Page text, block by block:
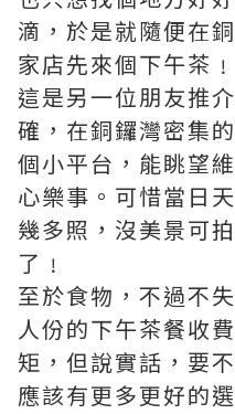
滴，於是就隨便在
家店先來個下午茶﹗
這是另一位朋友推
確，在銅鑼灣密集
個小平台，能眺望
心樂事。可惜當日
幾多照，沒美景可
了﹗
至於食物，不過不
人份的下午茶餐收
矩，但說實話，要
應該有更多更好的